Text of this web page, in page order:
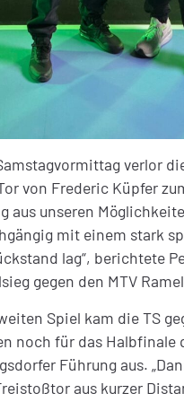
verlor
von Frederic Küpfer
aus unseren
mit einem stark
lag“, berichtete
gegen den MTV
Spiel kam die TS
noch für das Halbfinale
Führung aus.
aus kurzer